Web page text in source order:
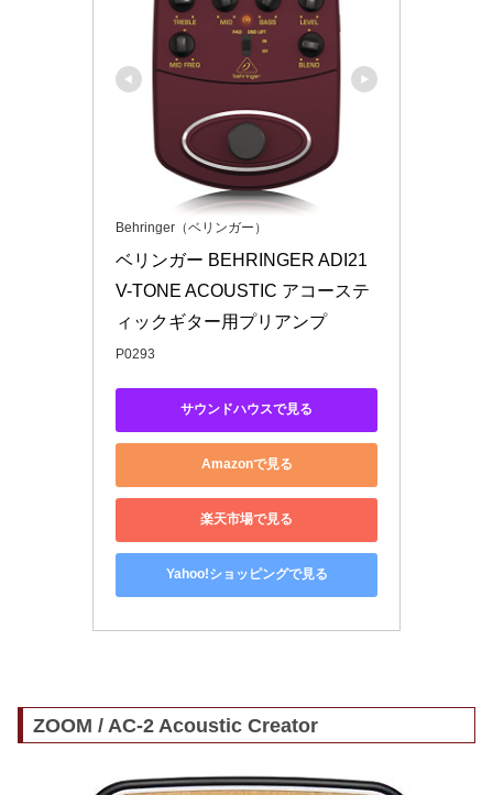
Behringer（ベリンガー）
ベリンガー BEHRINGER ADI21
V-TONE ACOUSTIC アコーステ
ィックギター用プリアンプ
P0293
サウンドハウスで見る
Amazonで見る
楽天市場で見る
Yahoo!ショッピングで見る
ZOOM / AC-2 Acoustic Creator